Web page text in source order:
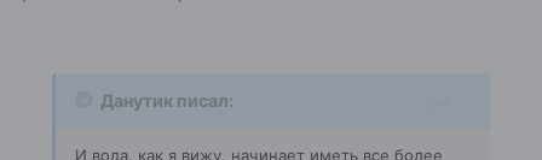
Данутик писал:
И вода, как я вижу, начинает иметь все более